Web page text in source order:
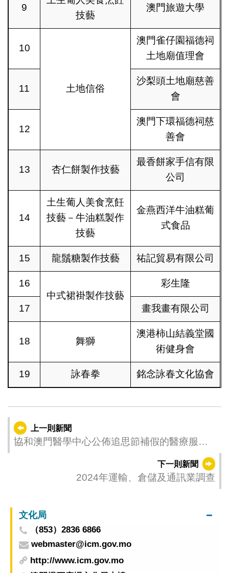
9
技藝
澳門旅遊大學
10
土地信俗
澳門雀仔園福德祠
土地廟值理會
11
沙梨頭土地廟慈善
會
12
澳門下環福德祠慈
善會
13 杏仁餅製作技藝
最香餅家手信有限
公司
14
土生葡人美食烹飪
技藝－牛油糕製作
技藝
金燕西洋牛油糕葡
式食品
15 龍鬚糖製作技藝 祐記貿易有限公司
16
中式裙褂製作技藝
彩生隆
17 畫我畫有限公司
18 舞獅
澳港柿山結義堂國
術健身會
19 詠春拳 銘念詠春文化協會
上一則新聞
協和澳門醫學中心公佈追思節補假的醫療服務
下一則新聞
2024年運輸、倉儲及通訊業調查
文化局
（853）2836 6866
webmaster@icm.gov.mo
http://www.icm.gov.mo